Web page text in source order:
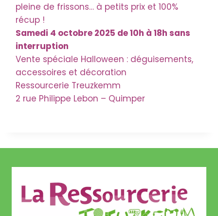
pleine de frissons… à petits prix et 100%
récup !
Samedi 4 octobre 2025 de 10h à 18h sans
interruption
Vente spéciale Halloween : déguisements,
accessoires et décoration
Ressourcerie Treuzkemm
2 rue Philippe Lebon – Quimper